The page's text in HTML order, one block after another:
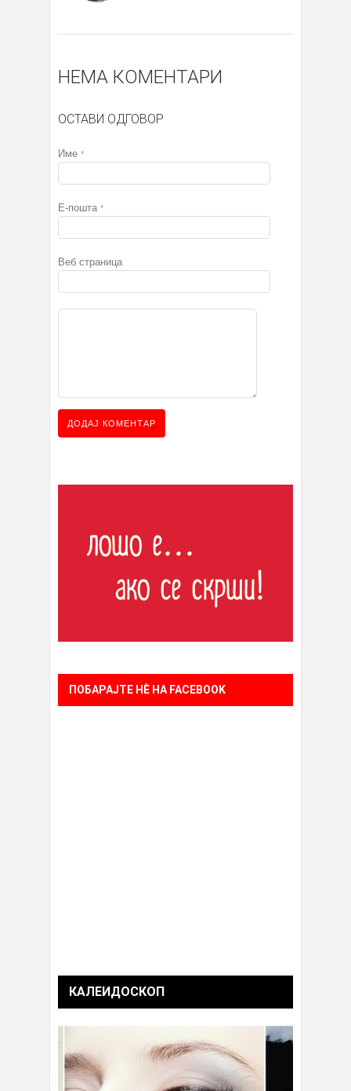
НЕМА КОМЕНТАРИ
ОСТАВИ ОДГОВОР
Име *
Е-пошта *
Веб страница
ПОБАРАЈТЕ НÈ НА FACEBOOK
КАЛЕИДОСКОП